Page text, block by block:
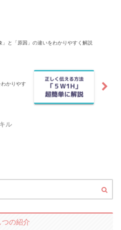
」と「原因」の違いをわかりやすく解説
かりやす
ル
つの紹介